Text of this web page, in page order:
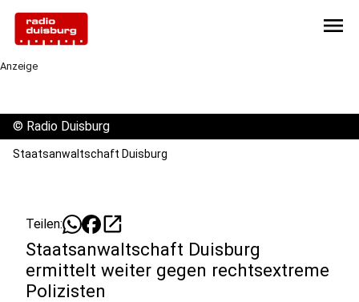
menu
Anzeige
© Radio Duisburg
Staatsanwaltschaft Duisburg
Teilen: open_in_new
Staatsanwaltschaft Duisburg
ermittelt weiter gegen rechtsextreme
Polizisten